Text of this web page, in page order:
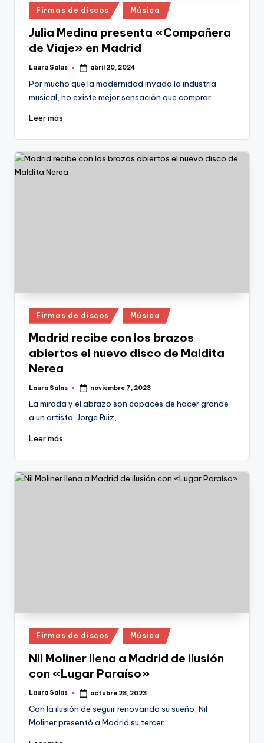
Publicado
en
Firmas de discos Música
Julia Medina presenta «Compañera
de Viaje» en Madrid
Publicado
Laura Salas abril 20, 2024
Por mucho que la modernidad invada la industria
musical, no existe mejor sensación que comprar…
Leer más
Publicado
en
Firmas de discos Música
Madrid recibe con los brazos
abiertos el nuevo disco de Maldita
Nerea
Publicado
Laura Salas noviembre 7, 2023
La mirada y el abrazo son capaces de hacer grande
a un artista. Jorge Ruiz,…
Leer más
Publicado
en
Firmas de discos Música
Nil Moliner llena a Madrid de ilusión
con «Lugar Paraíso»
Publicado
Laura Salas octubre 28, 2023
Con la ilusión de seguir renovando su sueño, Nil
Moliner presentó a Madrid su tercer…